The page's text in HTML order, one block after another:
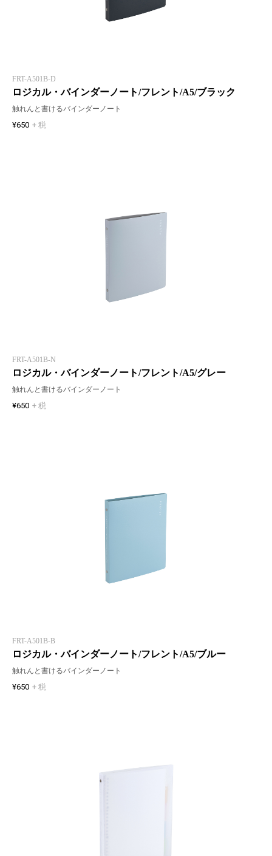
FRT-A501B-D
ロジカル・バインダーノート/フレント/A5/ブラック
触れんと書けるバインダーノート
¥650 + 税
FRT-A501B-N
ロジカル・バインダーノート/フレント/A5/グレー
触れんと書けるバインダーノート
¥650 + 税
FRT-A501B-B
ロジカル・バインダーノート/フレント/A5/ブルー
触れんと書けるバインダーノート
¥650 + 税